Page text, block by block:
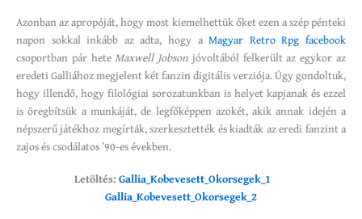
Azonban az apropóját, hogy most kiemelhettük őket ezen a szép pénteki
napon sokkal inkább az adta, hogy aMagyar Retro Rpg facebook
csoportban pár heteMaxwell Jobson jóvoltából felkerült az egykor az
eredeti Galliához megjelent két fanzin digitális verziója. Úgy gondoltuk,
hogy illendő, hogy filológiai sorozatunkban is helyet kapjanak és ezzel
is öregbítsük a munkáját, de legfőképpen azokét, akik annak idején a
népszerű játékhoz megírták, szerkesztették és kiadták az eredi fanzint a
zajos és csodálatos ’90-es években.
Letöltés: Gallia_Kobevesett_Okorsegek_1
Gallia_Kobevesett_Okorsegek_2